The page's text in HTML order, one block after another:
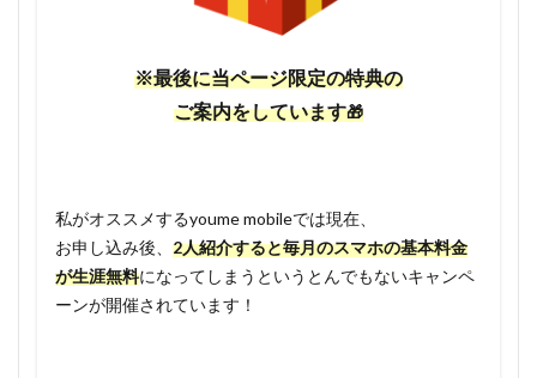
※最後に当ページ限定の特典の
ご案内をしています🎁
私がオススメするyoume mobileでは現在、
お申し込み後、 2人紹介すると毎月のスマホの基本料金
が生涯無料になってしまうというとんでもないキャンペ
ーンが開催されています！